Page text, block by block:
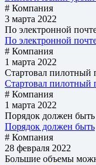
# Компания
3 марта 2022
По электронной
По электронной
# Компания
1 марта 2022
Стартовал пилотный
Стартовал пилотный
# Компания
1 марта 2022
Порядок должен быть
Порядок должен быть
# Компания
28 февраля 2022
Большие объемы